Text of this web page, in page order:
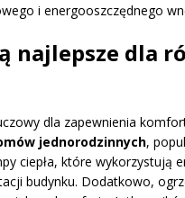
i energooszczędnego
najlepsze dla
dla zapewnienia
jednorodzinnych,
ciepła, które wykorzystują
budynku. Dodatkowo,